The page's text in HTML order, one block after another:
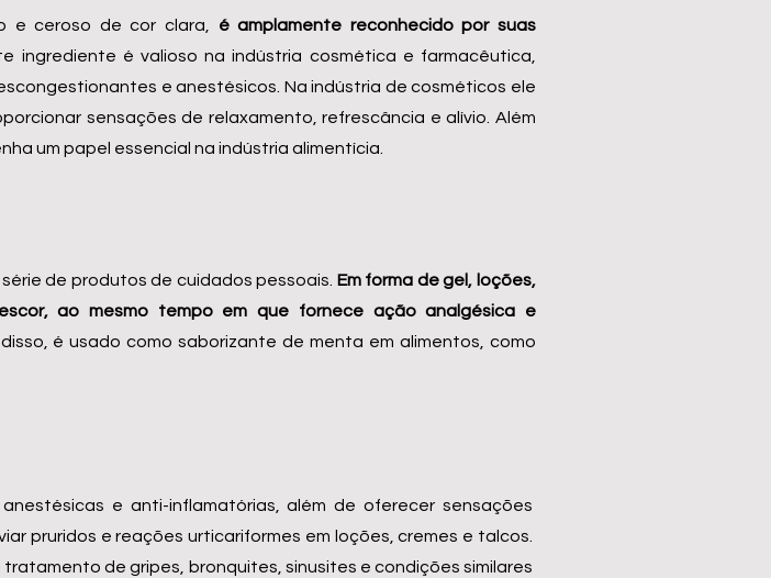
e ceroso de cor clara, é amplamente reconhecido por suas
ingrediente é valioso na indústria cosmética e farmacêutica,
e anestésicos. Na indústria de cosméticos ele
sensações de relaxamento, refrescância e alívio. Além
um papel essencial na indústria alimentícia.
de produtos de cuidados pessoais. Em forma de gel, loções,
ao mesmo tempo em que fornece ação analgésica e
é usado como saborizante de menta em alimentos, como
e anti-inflamatórias, além de oferecer sensações
pruridos e reações urticariformes em loções, cremes e talcos.
de gripes, bronquites, sinusites e condições similares